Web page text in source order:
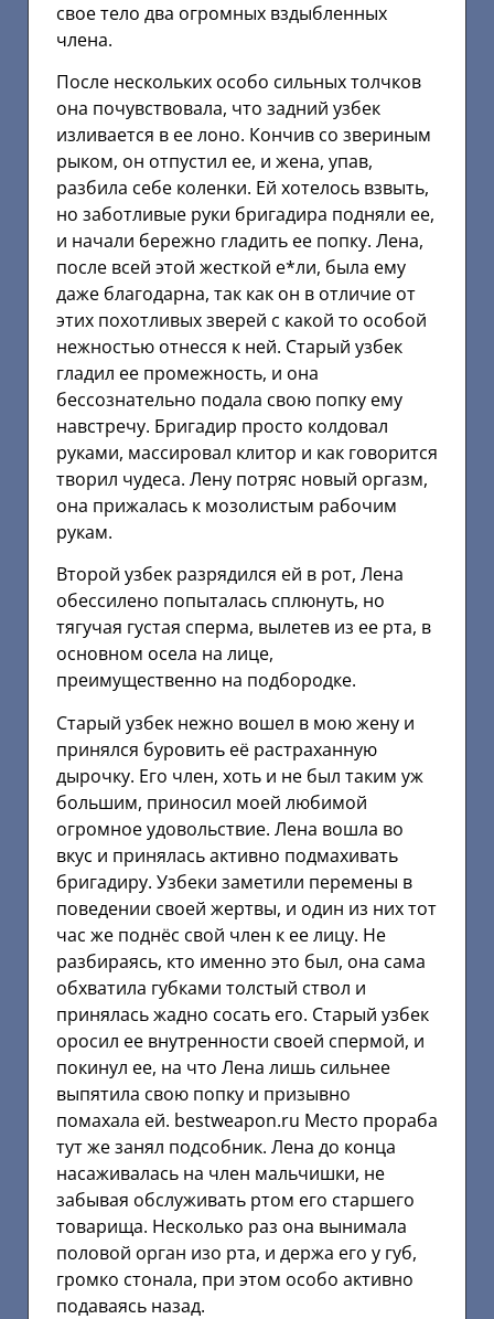
свое тело два огромных вздыбленных
члена.
После нескольких особо сильных толчков
она почувствовала, что задний узбек
изливается в ее лоно. Кончив со звериным
рыком, он отпустил ее, и жена, упав,
разбила себе коленки. Ей хотелось взвыть,
но заботливые руки бригадира подняли ее,
и начали бережно гладить ее попку. Лена,
после всей этой жесткой е*ли, была ему
даже благодарна, так как он в отличие от
этих похотливых зверей с какой то особой
нежностью отнесся к ней. Старый узбек
гладил ее промежность, и она
бессознательно подала свою попку ему
навстречу. Бригадир просто колдовал
руками, массировал клитор и как говорится
творил чудеса. Лену потряс новый оргазм,
она прижалась к мозолистым рабочим
рукам.
Второй узбек разрядился ей в рот, Лена
обессилено попыталась сплюнуть, но
тягучая густая сперма, вылетев из ее рта, в
основном осела на лице,
преимущественно на подбородке.
Старый узбек нежно вошел в мою жену и
принялся буровить её растраханную
дырочку. Его член, хоть и не был таким уж
большим, приносил моей любимой
огромное удовольствие. Лена вошла во
вкус и принялась активно подмахивать
бригадиру. Узбеки заметили перемены в
поведении своей жертвы, и один из них тот
час же поднёс свой член к ее лицу. Не
разбираясь, кто именно это был, она сама
обхватила губками толстый ствол и
принялась жадно сосать его. Старый узбек
оросил ее внутренности своей спермой, и
покинул ее, на что Лена лишь сильнее
выпятила свою попку и призывно
помахала ей. bеstwеаpоn.ru Место прораба
тут же занял подсобник. Лена до конца
насаживалась на член мальчишки, не
забывая обслуживать ртом его старшего
товарища. Несколько раз она вынимала
половой орган изо рта, и держа его у губ,
громко стонала, при этом особо активно
подаваясь назад.